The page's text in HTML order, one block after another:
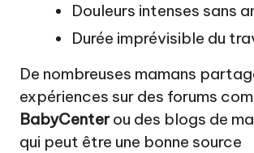
Douleurs intenses sans
Durée imprévisible du
De nombreuses mamans
expériences sur des forums
BabyCenterou des blogs de
qui peut être une bonne source